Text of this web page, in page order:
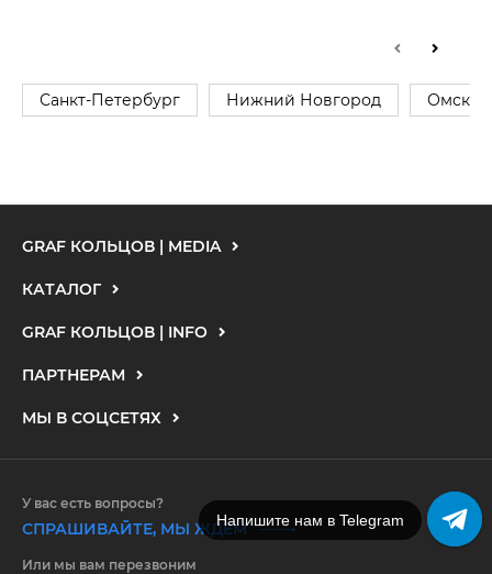
Санкт-Петербург Нижний Новгород Омск
GRAF КОЛЬЦОВ | MEDIA
КАТАЛОГ
GRAF КОЛЬЦОВ | INFO
ПАРТНЕРАМ
МЫ В СОЦСЕТЯХ
У вас есть вопросы?
СПРАШИВАЙТЕ, МЫ ЖДЕМ
Или мы вам перезвоним
Напишите нам в Telegram